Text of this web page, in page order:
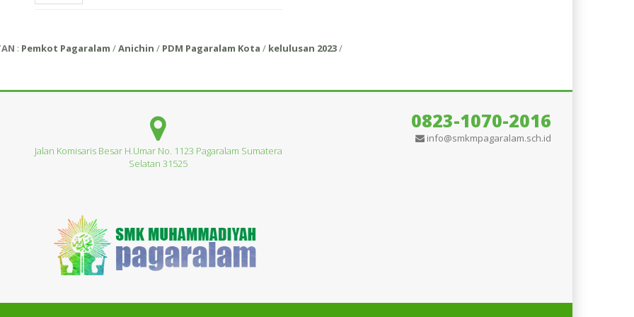
: Pemkot Pagaralam /Anichin / PDM Pagaralam Kota / kelulusan 2023/
Jalan Komisaris Besar H.Umar No. 1123 Pagaralam Sumatera
Selatan 31525
0823-1070-2016
info@smkmpagaralam.sch.id